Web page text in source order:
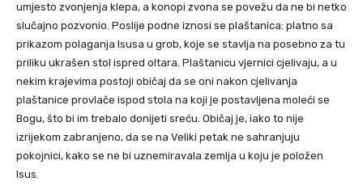
umjesto zvonjenja klepa, a konopi zvona se povežu da ne bi netko
slučajno pozvonio. Poslije podne iznosi se plaštanica: platno sa
prikazom polaganja Isusa u grob, koje se stavlja na posebno za tu
priliku ukrašen stol ispred oltara. Plaštanicu vjernici cjelivaju, a u
nekim krajevima postoji običaj da se oni nakon cjelivanja
plaštanice provlače ispod stola na koji je postavljena moleći se
Bogu, što bi im trebalo donijeti sreću. Običaj je, iako to nije
izrijekom zabranjeno, da se na Veliki petak ne sahranjuju
pokojnici, kako se ne bi uznemiravala zemlja u koju je položen
Isus.